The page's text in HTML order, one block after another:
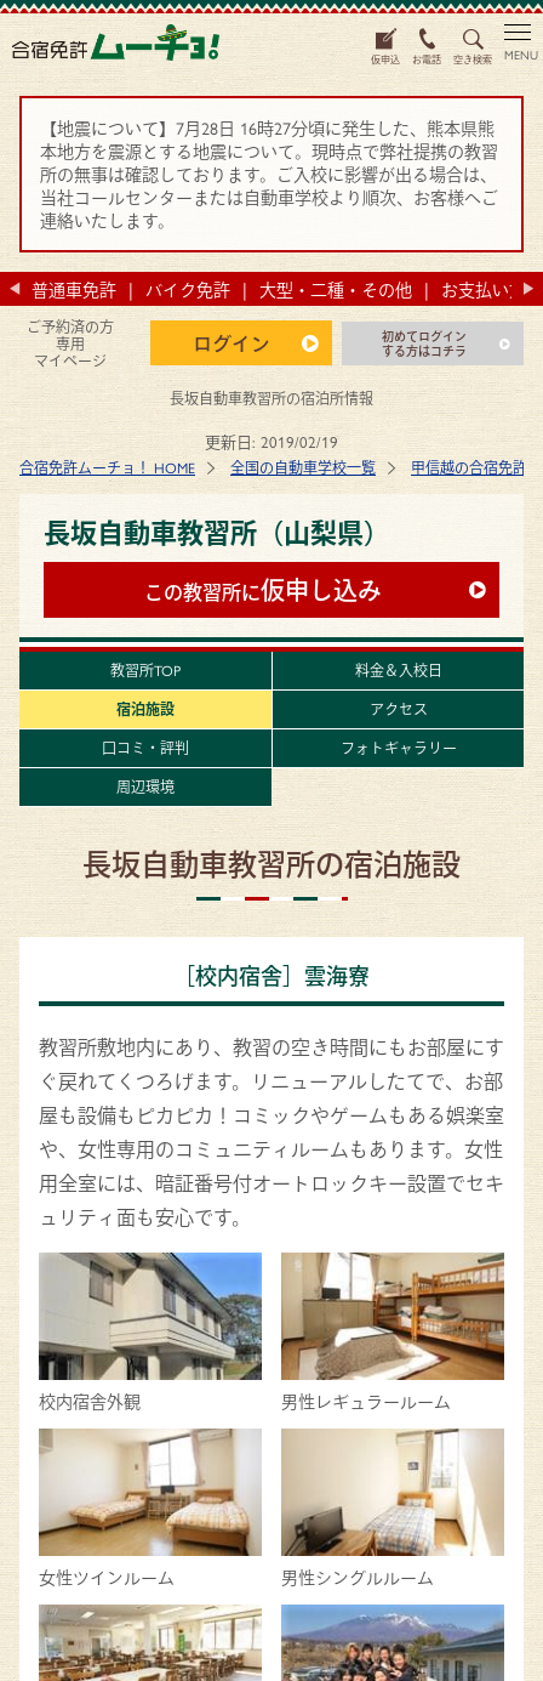
仮申込 お電話 空き検索
【地震について】7月28日 16時27分頃に発生した、熊本県熊
本地方を震源とする地震について。現時点で弊社提携の教習
所の無事は確認しております。ご入校に影響が出る場合は、
当社コールセンターまたは自動車学校より順次、お客様へご
連絡いたします。
普通車免許 バイク免許 大型・二種・その他 お支払い方法
ご予約済の方
専用
マイページ
ログイン
初めてログイン
する方はコチラ
MENU
長坂自動車教習所の宿泊所情報
更新日: 2019/02/19
合宿免許ムーチョ！ HOME 全国の自動車学校一覧 甲信越の合宿免許
長坂自動車教習所（山梨県）
この教習所に仮申し込み
教習所TOP
料金＆入校日
宿泊施設
アクセス
口コミ・評判
フォトギャラリー
周辺環境
長坂自動車教習所の宿泊施設
［校内宿舎］雲海寮
教習所敷地内にあり、教習の空き時間にもお部屋にす
ぐ戻れてくつろげます。リニューアルしたてで、お部
屋も設備もピカピカ！コミックやゲームもある娯楽室
や、女性専用のコミュニティルームもあります。女性
用全室には、暗証番号付オートロックキー設置でセキ
ュリティ面も安心です。
校内宿舎外観 男性レギュラールーム
女性ツインルーム 男性シングルルーム